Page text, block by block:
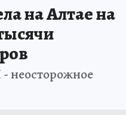
на Алтае на
неосторожное